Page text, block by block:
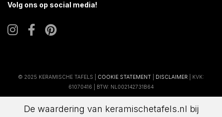
Volg ons op social media!
© 2025 KERAMISCHE TAFELS | COOKIE STATEMENT DISCLAIMER | KVK:
61070416 | BTW: NL002142731B64
De waardering van keramischetafels.nl bij